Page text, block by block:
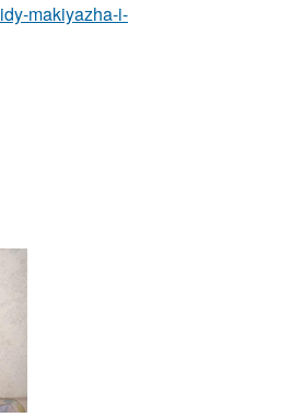
makiyazha-i-